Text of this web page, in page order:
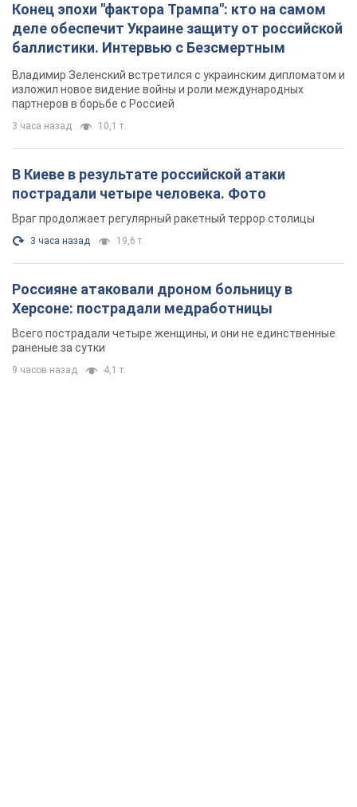
Конец эпохи "фактора Трампа": кто на самом
деле обеспечит Украине защиту от российской
баллистики. Интервью с Безсмертным
Владимир Зеленский встретился с украинским дипломатом и
изложил новое видение войны и роли международных
партнеров в борьбе с Россией
3 часа назад 10,1 т.
В Киеве в результате российской атаки
пострадали четыре человека. Фото
Враг продолжает регулярный ракетный террор столицы
3 часа назад 19,6 т.
Россияне атаковали дроном больницу в
Херсоне: пострадали медработницы
Всего пострадали четыре женщины, и они не единственные
раненые за сутки
9 часов назад 4,1 т.